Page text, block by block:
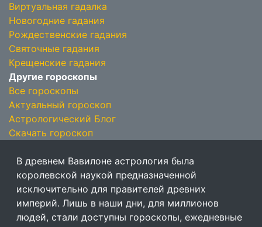
Виртуальная гадалка
Новогодние гадания
Рождественские гадания
Святочные гадания
Крещенские гадания
Другие гороскопы
Все гороскопы
Актуальный гороскоп
Астрологический Блог
Скачать гороскоп
В древнем Вавилоне астрология была
королевской наукой предназначенной
исключительно для правителей древних
империй. Лишь в наши дни, для миллионов
людей, стали доступны гороскопы, ежедневные